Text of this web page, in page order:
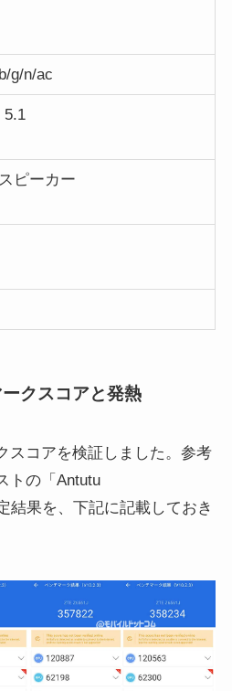
g/n/ac
5.1
ピーカー
クスコアと発熱
スコアを検証しました。参考
トの「Antutu
結果を、下記に記載しておき